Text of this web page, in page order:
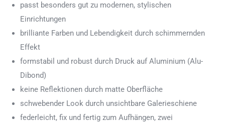
passt besonders gut zu modernen, stylischen
Einrichtungen
brilliante Farben und Lebendigkeit durch schimmernden
Effekt
formstabil und robust durch Druck auf Aluminium (Alu-
Dibond)
keine Reflektionen durch matte Oberfläche
schwebender Look durch unsichtbare Galerieschiene
federleicht, fix und fertig zum Aufhängen, zwei